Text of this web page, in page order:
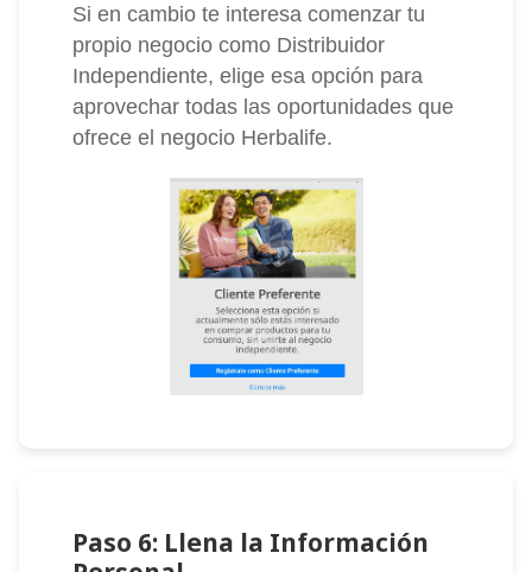
Si en cambio te interesa comenzar tu
propio negocio como Distribuidor
Independiente, elige esa opción para
aprovechar todas las oportunidades que
ofrece el negocio Herbalife.
Paso 6: Llena la Información